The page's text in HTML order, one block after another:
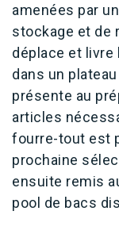
amenées par
stockage et de
déplace et
dans un
présente au
articles
fourre-tout est
prochaine
ensuite remis
pool de bacs